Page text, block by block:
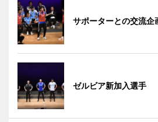
サポーターとの交流企
ゼルビア新加入選手